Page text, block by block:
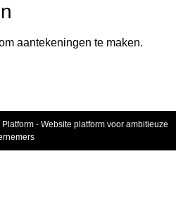
aantekeningen te maken.
Platform - Website platform voor ambitieuze